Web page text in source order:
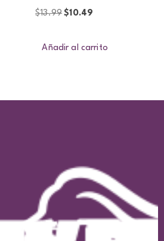
$13.99 $10.49
Añadir al carrito